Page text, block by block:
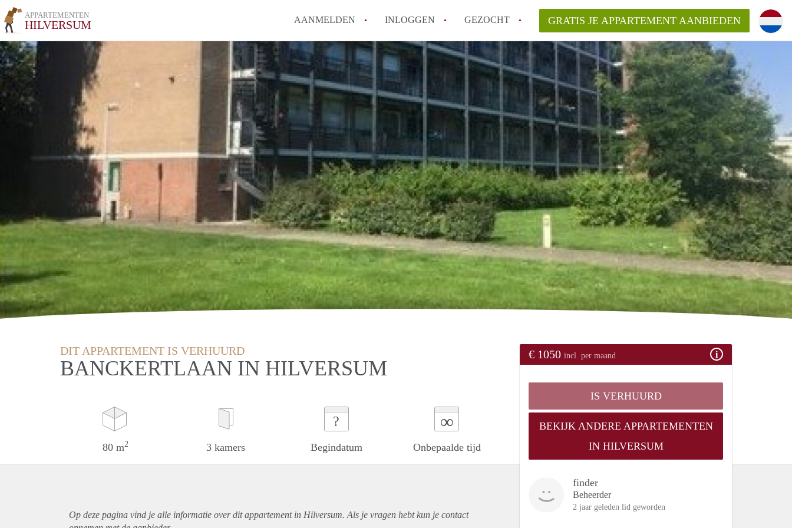
APPARTEMENTEN
HILVERSUM AANMELDEN INLOGGEN GEZOCHT GRATIS JE APPARTEMENT AANBIEDEN
DIT APPARTEMENT IS VERHUURD
BANCKERTLAAN IN HILVERSUM
80 m2 3 kamers
?
Begindatum
∞
Onbepaalde tijd
€ 1050 incl. per maand
IS VERHUURD
BEKIJK ANDERE APPARTEMENTEN
IN HILVERSUM
finder
Beheerder
2 jaar geleden lid geworden
Op deze pagina vind je alle informatie over ditappartementin Hilversum. Als je vragen hebt kun je contact